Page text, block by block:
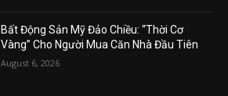
Bất Động Sản Mỹ Đảo Chiều: “Thời Cơ
Vàng” Cho Người Mua Căn Nhà Đầu Tiên
August 6, 2026